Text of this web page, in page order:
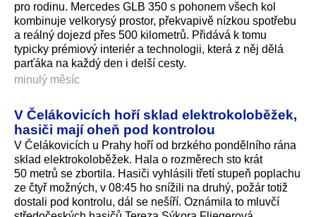
pro rodinu. Mercedes GLB 350 s pohonem všech kol
kombinuje velkorysý prostor, překvapivě nízkou spotřebu
a reálný dojezd přes 500 kilometrů. Přidává k tomu
typicky prémiový interiér a technologii, která z něj dělá
parťáka na každý den i delší cesty.
minulý měsíc
V Čelákovicích hoří sklad elektrokoloběžek,
hasiči mají oheň pod kontrolou
V Čelákovicích u Prahy hoří od brzkého pondělního rána
sklad elektrokoloběžek. Hala o rozměrech sto krát
50 metrů se zbortila. Hasiči vyhlásili třetí stupeň poplachu
ze čtyř možných, v 08:45 ho snížili na druhý, požár totiž
dostali pod kontrolu, dál se nešíří. Oznámila to mluvčí